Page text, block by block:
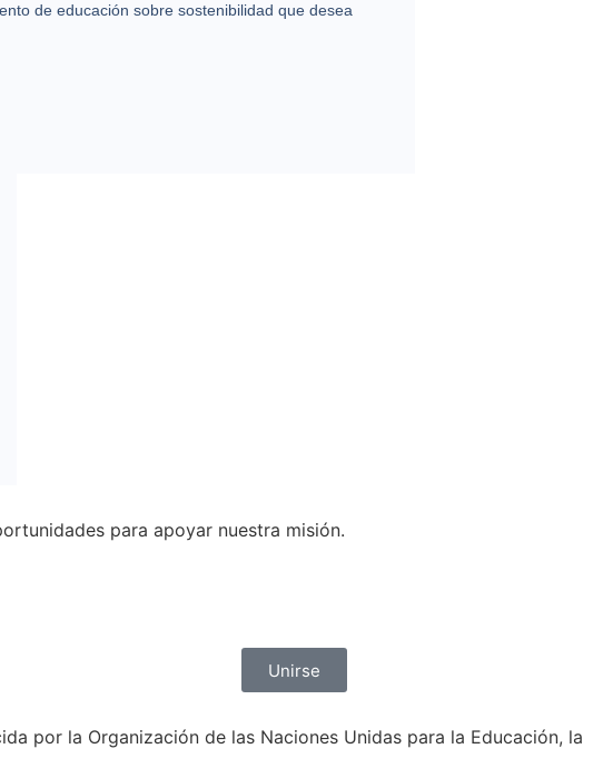
de educación sobre sostenibilidad que desea
para apoyar nuestra misión.
Unirse
por la Organización de las Naciones Unidas para la Educación, la